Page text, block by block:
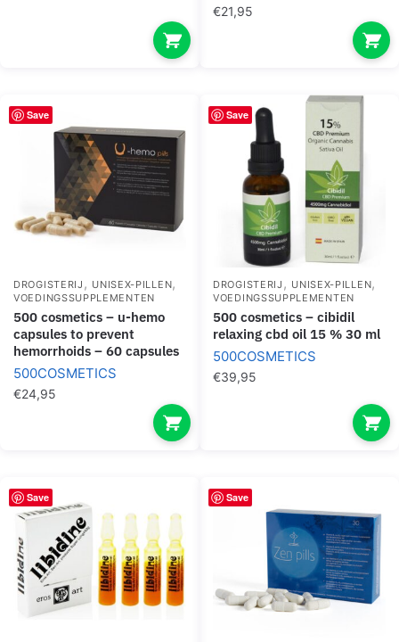
€21,95
Save
DROGISTERIJ , UNISEX-PILLEN,
VOEDINGSSUPPLEMENTEN
500 cosmetics – u-hemo
capsules to prevent
hemorrhoids – 60 capsules
500COSMETICS
€24,95
Save
DROGISTERIJ , UNISEX-PILLEN,
VOEDINGSSUPPLEMENTEN
500 cosmetics – cibidil
relaxing cbd oil 15 % 30 ml
500COSMETICS
€39,95
Save Save